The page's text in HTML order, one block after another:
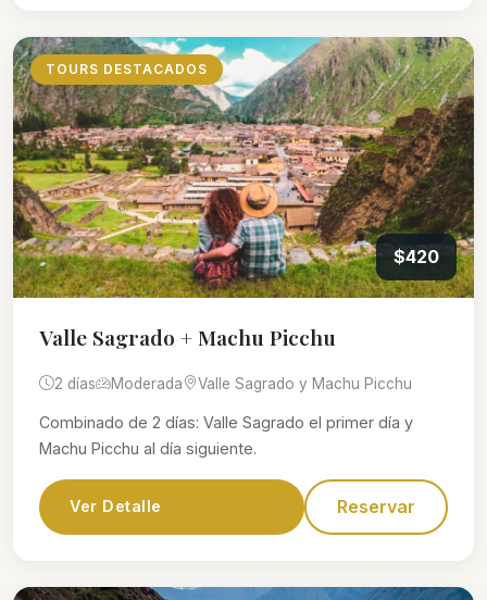
TOURS DESTACADOS
$420
Valle Sagrado + Machu Picchu
2 días Moderada Valle Sagrado y Machu Picchu
Combinado de 2 días: Valle Sagrado el primer día y
Machu Picchu al día siguiente.
Ver Detalle Reservar